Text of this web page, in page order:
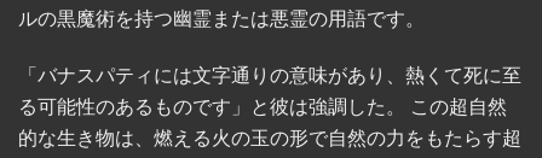
ルの黒魔術を持つ幽霊または悪霊の用語です。
「バナスパティには文字通りの意味があり、熱くて死に至
る可能性のあるものです」と彼は強調した。 この超自然
的な生き物は、燃える火の玉の形で自然の力をもたらす超